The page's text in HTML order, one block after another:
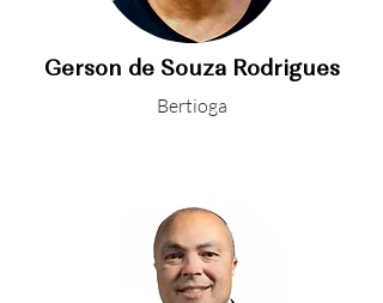
Gerson de Souza Rodrigues
Bertioga